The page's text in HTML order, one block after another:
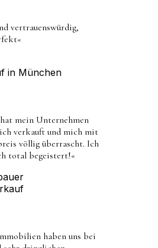
vertrauenswürdig,
«
in München
mein Unternehmen
verkauft und mich mit
völlig überrascht. Ich
total begeistert!«
haben uns bei